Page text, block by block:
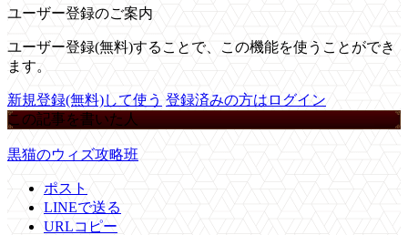
ユーザー登録のご案内
ユーザー登録(無料)することで、この機能を使うことができ
ます。
新規登録(無料)して使う 登録済みの方はログイン
この記事を書いた人
黒猫のウィズ攻略班
ポスト
LINEで送る
URLコピー